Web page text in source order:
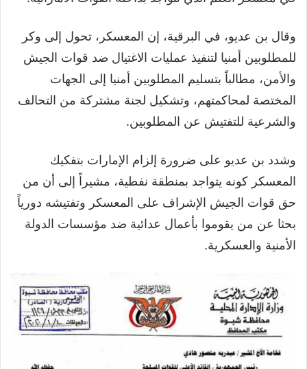
وقال بن عديو، في البرقية، إن المعسكر، تحول إلى وكر
للمطلوبين أمنيا لتنفيذ عمليات الاغتيال ضد قوات الجيش
والأمن، مطالباً بتسليم المطلوبين أمنيا إلى الجهات
المختصة لمحاكمتهم، وتشكيل لجنة مشتركة من التحالف
والشرعية للتفتيش عن المطلوبين.
وشدد بن عديو على ضرورة إلزام الإمارات بتفكيك
المعسكر كونه يتواجد بمنطقة نفطية، مشيراً إلى أن من
حق قوات الجيش الإشراف على المعسكر وتفتيشه دورياً
بحثا عن من يقوموا بأعمال عدائية ضد مؤسسات الدولة
الأمنية والعسكرية.